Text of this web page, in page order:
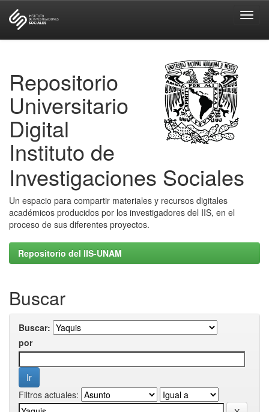
Repositorio
Universitario
Digital
Instituto de
Investigaciones Sociales
Un espacio para compartir materiales y recursos digitales
académicos producidos por los investigadores del IIS, en el
proceso de sus diferentes proyectos.
Repositorio del IIS-UNAM
Buscar
Buscar:
por
Filtros actuales: